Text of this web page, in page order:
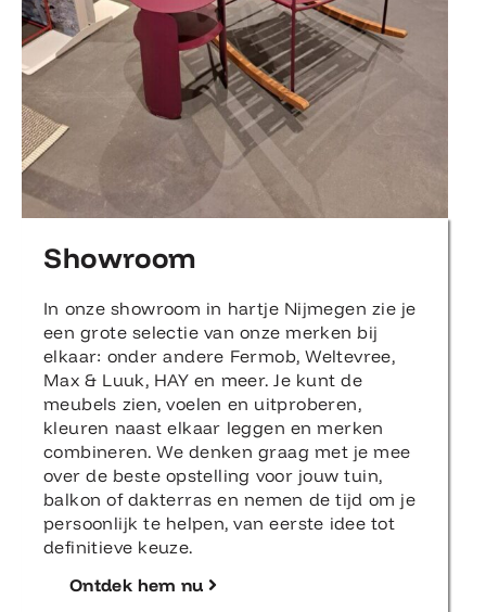
Showroom
In onze showroom in hartje Nijmegen zie je
een grote selectie van onze merken bij
elkaar: onder andere Fermob, Weltevree,
Max & Luuk, HAY en meer. Je kunt de
meubels zien, voelen en uitproberen,
kleuren naast elkaar leggen en merken
combineren. We denken graag met je mee
over de beste opstelling voor jouw tuin,
balkon of dakterras en nemen de tijd om je
persoonlijk te helpen, van eerste idee tot
definitieve keuze.
Ontdek hem nu